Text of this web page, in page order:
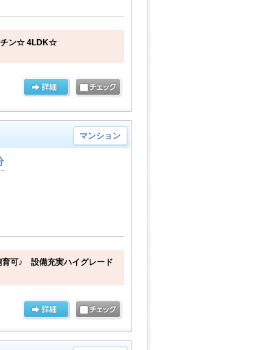
チン☆ 4LDK☆
マンション
可♪ 設備充実ハイグレード